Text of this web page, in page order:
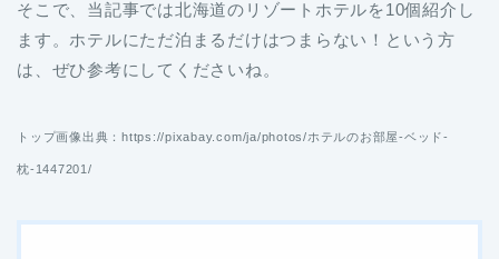
そこで、当記事では北海道のリゾートホテルを10個紹介し
ます。ホテルにただ泊まるだけはつまらない！という方
は、ぜひ参考にしてくださいね。
トップ画像出典：https://pixabay.com/ja/photos/ホテルのお部屋-ベッド-
枕-1447201/